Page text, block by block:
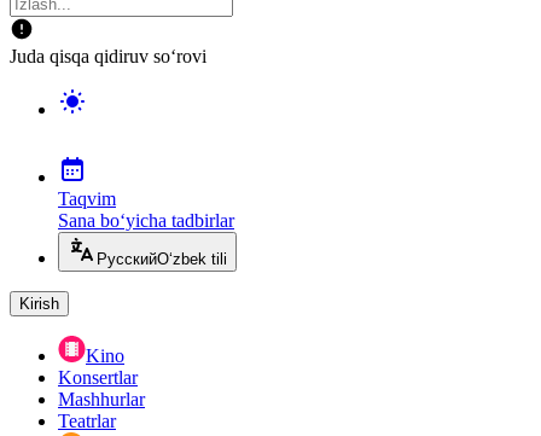
Juda qisqa qidiruv so‘rovi
Taqvim
Sana bo‘yicha tadbirlar
РусскийO‘zbek tili
Kirish
Kino
Konsertlar
Mashhurlar
Teatrlar